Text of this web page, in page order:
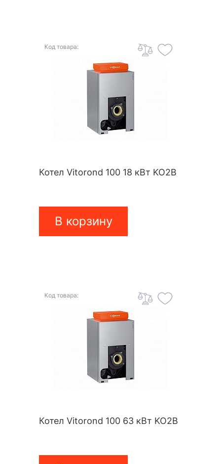
Код товара:
Котел Vitorond 100 18 кВт KO2B
В корзину
Код товара:
Котел Vitorond 100 63 кВт KO2B